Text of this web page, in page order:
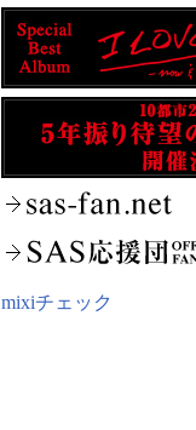
mixiチェック